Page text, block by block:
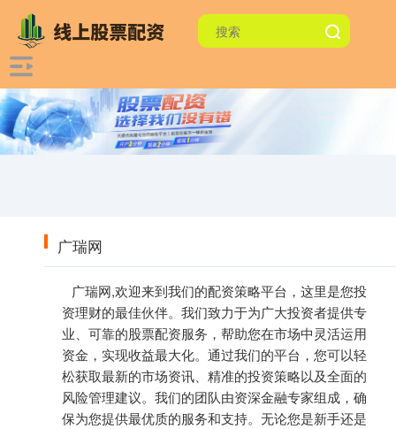
广瑞网
广瑞网,欢迎来到我们的配资策略平台，这里是您投
资理财的最佳伙伴。我们致力于为广大投资者提供专
业、可靠的股票配资服务，帮助您在市场中灵活运用
资金，实现收益最大化。通过我们的平台，您可以轻
松获取最新的市场资讯、精准的投资策略以及全面的
风险管理建议。我们的团队由资深金融专家组成，确
保为您提供最优质的服务和支持。无论您是新手还是